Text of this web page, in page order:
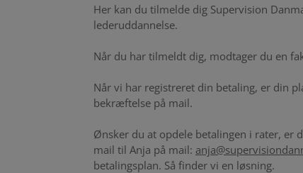
Her kan du tilmelde dig Supervision
lederuddannelse.
Når du har tilmeldt dig, modtager du en
Når vi har registreret din betaling, er din
bekræftelse på mail.
Ønsker du at opdele betalingen i rater, er
mail til Anja på mail:
betalingsplan. Så finder vi en løsning.